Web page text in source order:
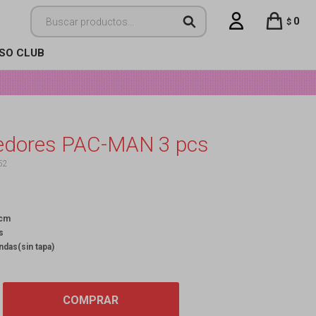
CLUB
$ 0
PAC-MAN 3 pcs
tapa)
COMPRAR